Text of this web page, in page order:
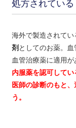
処方されている
海外で製造されてい
剤 としてのお薬。
血管治療薬に適用が
内服薬を認可して
医師の診断のもと
う。